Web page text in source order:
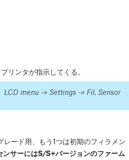
リンタが指示してくる。
LCD menu -> Settings -> Fil. Sensor
ード用、もう1つは初期のフィラメン
ンサーにはS/S+バージョンのファーム